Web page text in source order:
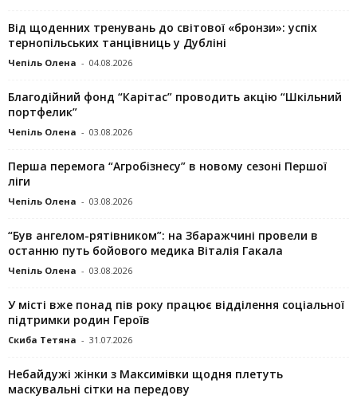
Від щоденних тренувань до світової «бронзи»: успіх
тернопільських танцівниць у Дубліні
Чепіль Олена - 04.08.2026
Благодійний фонд “Карітас” проводить акцію “Шкільний
портфелик”
Чепіль Олена - 03.08.2026
Перша перемога “Агробізнесу” в новому сезоні Першої
ліги
Чепіль Олена - 03.08.2026
“Був ангелом-рятівником”: на Збаражчині провели в
останню путь бойового медика Віталія Гакала
Чепіль Олена - 03.08.2026
У місті вже понад пів року працює відділення соціальної
підтримки родин Героїв
Скиба Тетяна - 31.07.2026
Небайдужі жінки з Максимівки щодня плетуть
маскувальні сітки на передову